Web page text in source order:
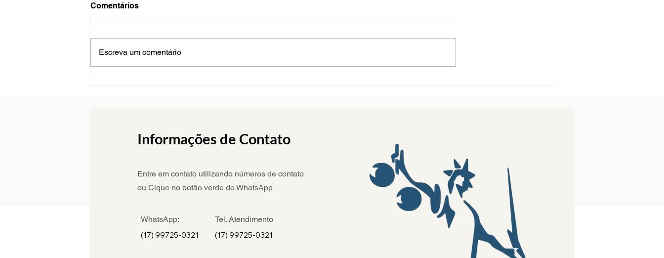
Comentários
Escreva um comentário
Informações de Contato
Entre em contato utilizando números de contato
ou Cique no botão verde do WhatsApp
WhatsApp:
Tel. Atendimento
(17) 99725-0321
(17) 99725-0321